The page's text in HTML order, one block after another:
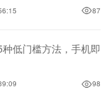
87
低门槛方法，手机即
98